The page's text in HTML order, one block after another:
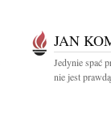
JAN
Jedynie spać
nie jest